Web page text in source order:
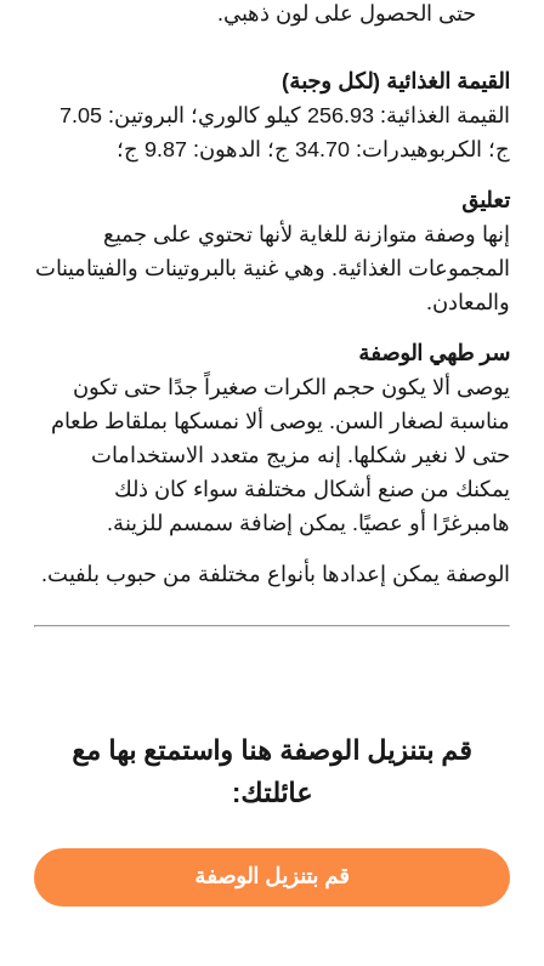
حتى الحصول على لون ذهبي.
القيمة الغذائية (لكل وجبة)
القيمة الغذائية: 256.93 كيلو كالوري؛ البروتين: 7.05
ج؛ الكربوهيدرات: 34.70 ج؛ الدهون: 9.87 ج؛
تعليق
إنها وصفة متوازنة للغاية لأنها تحتوي على جميع
المجموعات الغذائية. وهي غنية بالبروتينات والفيتامينات
والمعادن.
سر طهي الوصفة
يوصى ألا يكون حجم الكرات صغيراً جدًا حتى تكون
مناسبة لصغار السن. يوصى ألا نمسكها بملقاط طعام
حتى لا نغير شكلها. إنه مزيج متعدد الاستخدامات
يمكنك من صنع أشكال مختلفة سواء كان ذلك
هامبرغرًا أو عصيًا. يمكن إضافة سمسم للزينة.
الوصفة يمكن إعدادها بأنواع مختلفة من حبوب بلفيت.
قم بتنزيل الوصفة هنا واستمتع بها مع
عائلتك:
قم بتنزيل الوصفة